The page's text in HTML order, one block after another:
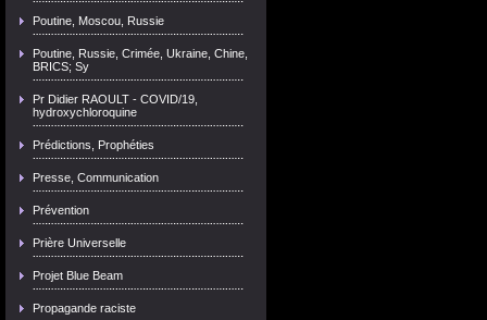
Poutine, Moscou, Russie
Poutine, Russie, Crimée, Ukraine, Chine,
BRICS; Sy
Pr Didier RAOULT - COVID/19,
hydroxychloroquine
Prédictions, Prophéties
Presse, Communication
Prévention
Prière Universelle
Projet Blue Beam
Propagande raciste